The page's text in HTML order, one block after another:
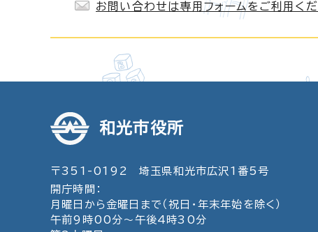
お問い合わせは専用フォームをご利用くだ
和光市役所
〒351-0192 埼玉県和光市広沢1番5号
開庁時間：
月曜日から金曜日まで（祝日・年末年始を除く）
午前9時00分～午後4時30分